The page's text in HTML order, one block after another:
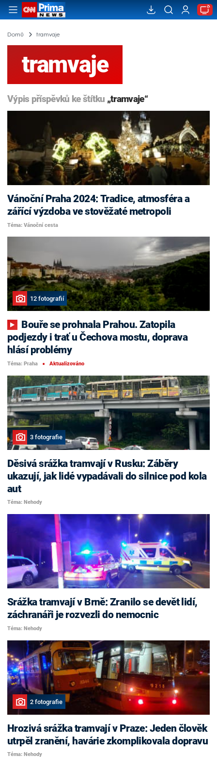
Domů tramvaje
tramvaje
Výpis příspěvků ke štítku „tramvaje“
Vánoční Praha 2024: Tradice, atmosféra a
zářící výzdoba ve stověžaté metropoli
Téma: Vánoční cesta
12 fotografií
podjezdy i trať u Čechova mostu, doprava
hlásí problémy
Téma: Praha ■ Aktualizováno
3 fotografie
Děsivá srážka tramvají v Rusku: Záběry
ukazují, jak lidé vypadávali do silnice pod kola
aut
Téma: Nehody
Srážka tramvají v Brně: Zranilo se devět lidí,
záchranáři je rozvezli do nemocnic
Téma: Nehody
2 fotografie
Hrozivá srážka tramvají v Praze: Jeden člověk
utrpěl zranění, havárie zkomplikovala dopravu
Téma: Nehody